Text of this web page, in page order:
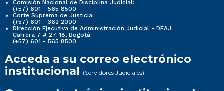
Comisión Nacional de Disciplina Judicial:
(+57) 601 - 565 8500
Corte Suprema de Justicia:
(+57) 601 - 362 2000
Dirección Ejecutiva de Administración Judicial - DEAJ:
Carrera 7 # 27-18, Bogotá
(+57) 601 - 565 8500
Acceda a su correo electrónico
institucional (Servidores Judiciales)